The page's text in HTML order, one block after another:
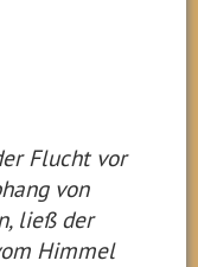
Flucht vor
von
ließ der
Himmel